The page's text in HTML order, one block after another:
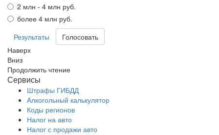
2 млн - 4 млн руб.
более 4 млн руб.
Результаты
Наверх
Вниз
Продолжить чтение
Сервисы
Штрафы ГИБДД
Алкогольный калькулятор
Коды регионов
Налог на авто
Налог с продажи авто